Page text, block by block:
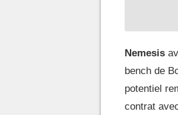
Nemesis
bench de
potentiel
contrat